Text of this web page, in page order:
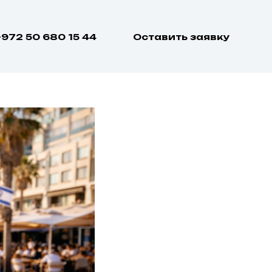
50 680 15 44 Оставить заявку
по